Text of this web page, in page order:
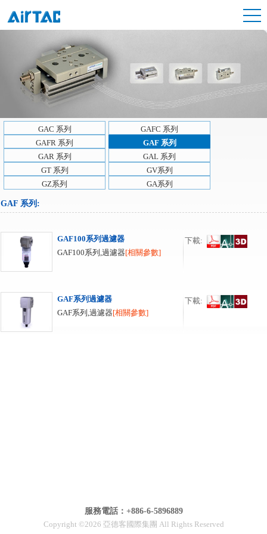
GAC 系列
GAFC 系列
GAFR 系列
GAF 系列
GAR 系列
GAL 系列
GT 系列
GV系列
GZ系列
GA系列
GAF 系列 :
GAF100系列過濾器
GAF100系列,過濾器[相關參數]
下載:
GAF系列過濾器
GAF系列,過濾器[相關參數]
下載:
服務電話：+886-6-5896889
Copyright ©2026 亞德客國際集團 All Rights Reserved